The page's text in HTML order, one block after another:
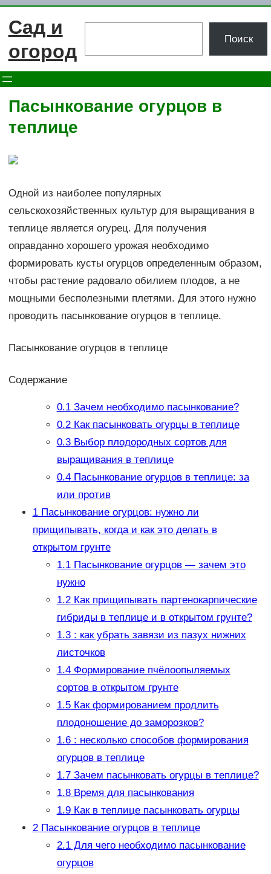
Перейти
Сад и
огород
Поиск
Пасынкование огурцов в
теплице
Одной из наиболее популярных
сельскохозяйственных культур для выращивания в
теплице является огурец. Для получения
оправданно хорошего урожая необходимо
формировать кусты огурцов определенным образом,
чтобы растение радовало обилием плодов, а не
мощными бесполезными плетями. Для этого нужно
проводить пасынкование огурцов в теплице.
Пасынкование огурцов в теплице
Содержание
0.1Зачем необходимо пасынкование?
0.2Как пасынковать огурцы в теплице
0.3Выбор плодородных сортов для
выращивания в теплице
0.4Пасынкование огурцов в теплице: за
или против
1Пасынкование огурцов: нужно ли
прищипывать, когда и как это делать в
открытом грунте
1.1Пасынкование огурцов — зачем это
нужно
1.2Как прищипывать партенокарпические
гибриды в теплице и в открытом грунте?
1.3: как убрать завязи из пазух нижних
листочков
1.4Формирование пчёлоопыляемых
сортов в открытом грунте
1.5Как формированием продлить
плодоношение до заморозков?
1.6: несколько способов формирования
огурцов в теплице
1.7Зачем пасынковать огурцы в теплице?
1.8Время для пасынкования
1.9Как в теплице пасынковать огурцы
2Пасынкование огурцов в теплице
2.1Для чего необходимо пасынкование
огурцов